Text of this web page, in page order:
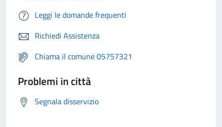
Leggi le domande frequenti
Richiedi Assistenza
Chiama il comune 05757321
Problemi in città
Segnala disservizio